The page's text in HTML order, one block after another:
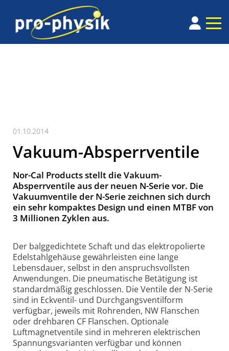
01.10.2014
Vakuum-Absperrventile
Nor-Cal Products stellt die Vakuum-
Absperrventile aus der neuen N-Serie vor. Die
Vakuumventile der N-Serie zeichnen sich durch
ein sehr kompaktes Design und einen MTBF von
3 Millionen Zyklen aus.
Der balggedichtete Schaft und das elektropolierte
Edelstahlgehäuse gewährleisten eine lange
Lebensdauer, selbst in den anspruchsvollsten
Anwendungen. Die pneumatische Betätigung ist
standardmäßig geschlossen. Die Ventile der N-Serie
sind in Eckventil- und Durchgangsventilform
verfügbar, jeweils mit Rohrenden, NW Flanschen
oder drehbaren CF Flanschen. Optionale
Luftmagnetventile sind in mehreren elektrischen
Spannungsvarianten verfügbar und können